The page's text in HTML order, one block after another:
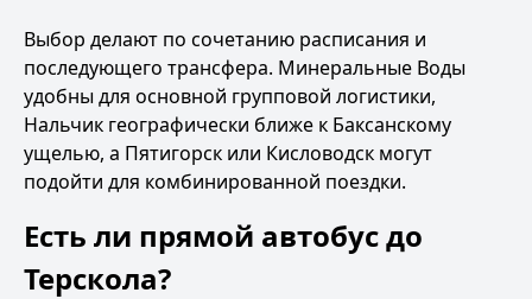
Выбор делают по сочетанию расписания и
последующего трансфера. Минеральные Воды
удобны для основной групповой логистики,
Нальчик географически ближе к Баксанскому
ущелью, а Пятигорск или Кисловодск могут
подойти для комбинированной поездки.
Есть ли прямой автобус до
Терскола?